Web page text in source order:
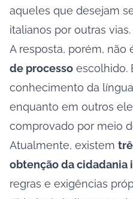
aqueles que desejam
italianos por outras vias.
A resposta, porém, não
de processo escolhido.
conhecimento da
enquanto em outros
comprovado por meio
Atualmente, existem
obtenção da cidadania
regras e exigências